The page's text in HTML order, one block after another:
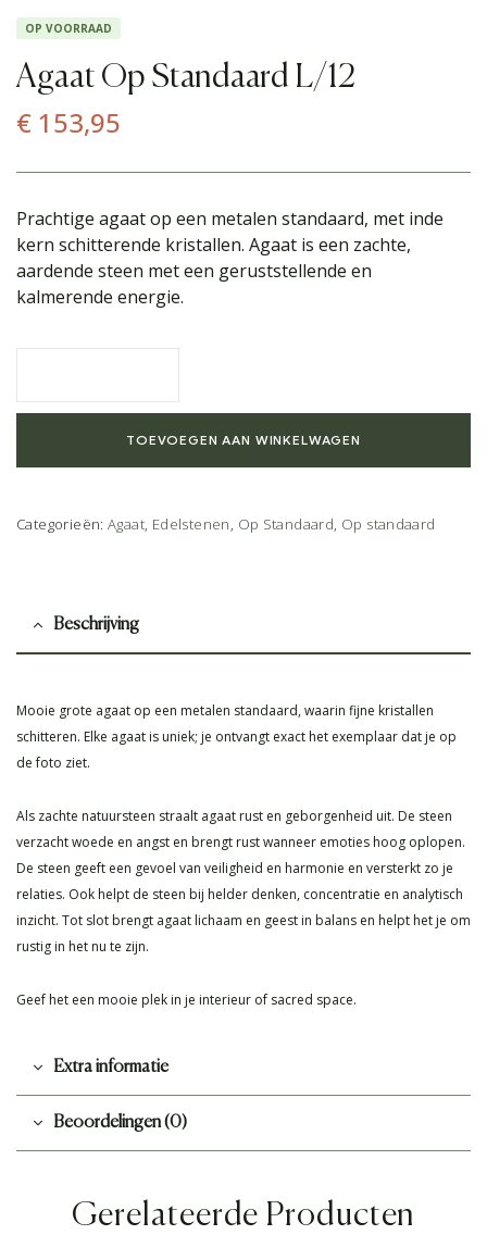
OP VOORRAAD
Agaat Op Standaard L/12
€ 153,95
Prachtige agaat op een metalen standaard, met inde
kern schitterende kristallen. Agaat is een zachte,
aardende steen met een geruststellende en
kalmerende energie.
TOEVOEGEN AAN WINKELWAGEN
Categorieën:Agaat, Edelstenen, Op Standaard, Op standaard
Beschrijving
Mooie grote agaat op een metalen standaard, waarin fijne kristallen
schitteren. Elke agaat is uniek; je ontvangt exact het exemplaar dat je op
de foto ziet.
Als zachte natuursteen straalt agaat rust en geborgenheid uit. De steen
verzacht woede en angst en brengt rust wanneer emoties hoog oplopen.
De steen geeft een gevoel van veiligheid en harmonie en versterkt zo je
relaties. Ook helpt de steen bij helder denken, concentratie en analytisch
inzicht. Tot slot brengt agaat lichaam en geest in balans en helpt het je om
rustig in het nu te zijn.
Geef het een mooie plek in je interieur of sacred space.
Extra informatie
Beoordelingen (0)
Gerelateerde Producten